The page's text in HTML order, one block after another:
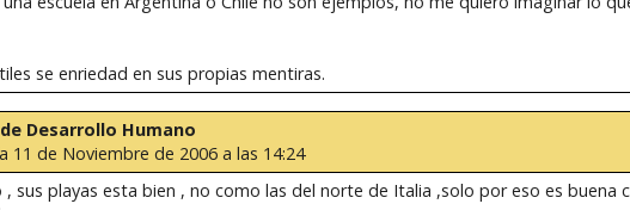
se enriedad en sus propias mentiras.
de Desarrollo Humano
11 de Noviembre de 2006 a las 14:24
sus playas esta bien , no como las del norte de Italia ,solo por eso es buena